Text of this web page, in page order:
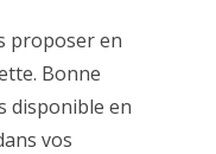
proposer en
Bonne
disponible en
vos